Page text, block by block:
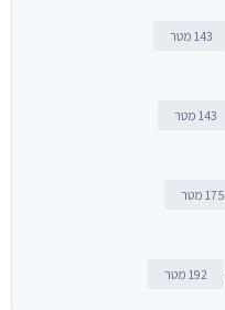
143 מטר
143 מטר
175 מטר
192 מטר